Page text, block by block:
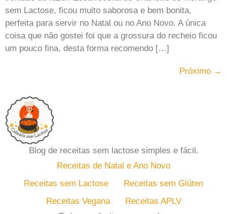
sem Lactose, ficou muito saborosa e bem bonita,
perfeita para servir no Natal ou no Ano Novo. A única
coisa que não gostei foi que a grossura do recheio ficou
um pouco fina, desta forma recomendo […]
Próximo →
Blog de receitas sem lactose simples e fácil.
Receitas de Natal e Ano Novo
Receitas sem Lactose
Receitas sem Glúten
Receitas Vegana
Receitas APLV